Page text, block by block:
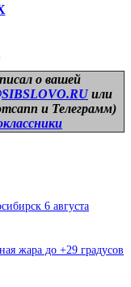
о вашей
или
и Телеграмм)
6 августа
жара до +29 градусов